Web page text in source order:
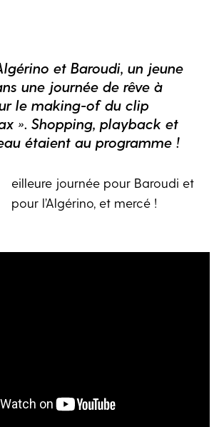
et Baroudi, un jeune
une journée de rêve à
le making-of du clip
». Shopping, playback et
étaient au programme !
eilleure journée pour Baroudi et
pour l’Algérino, et mercé !